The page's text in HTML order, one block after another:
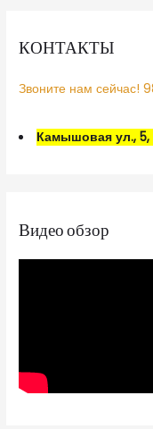
КОНТАКТЫ
Звоните нам сейчас!
Камышовая ул., 5,
Видео обзор